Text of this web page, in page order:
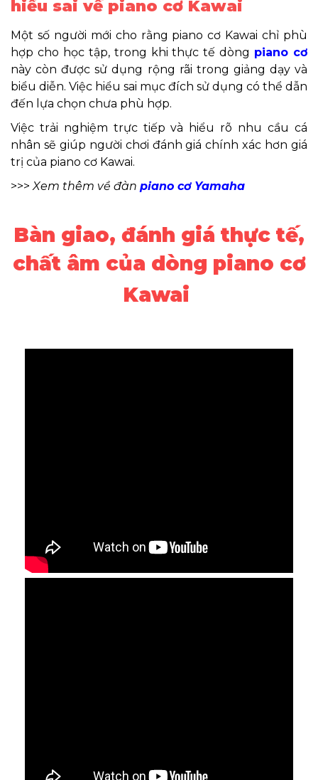
hiểu sai về piano cơ Kawai
Một số người mới cho rằng piano cơ Kawai chỉ phù
hợp cho học tập, trong khi thực tế dòng piano cơ
này còn được sử dụng rộng rãi trong giảng dạy và
biểu diễn. Việc hiểu sai mục đích sử dụng có thể dẫn
đến lựa chọn chưa phù hợp.
Việc trải nghiệm trực tiếp và hiểu rõ nhu cầu cá
nhân sẽ giúp người chơi đánh giá chính xác hơn giá
trị của piano cơ Kawai.
>>>Xem thêm về đàn piano cơ Yamaha
Bàn giao, đánh giá thực tế,
chất âm của dòng piano cơ
Kawai